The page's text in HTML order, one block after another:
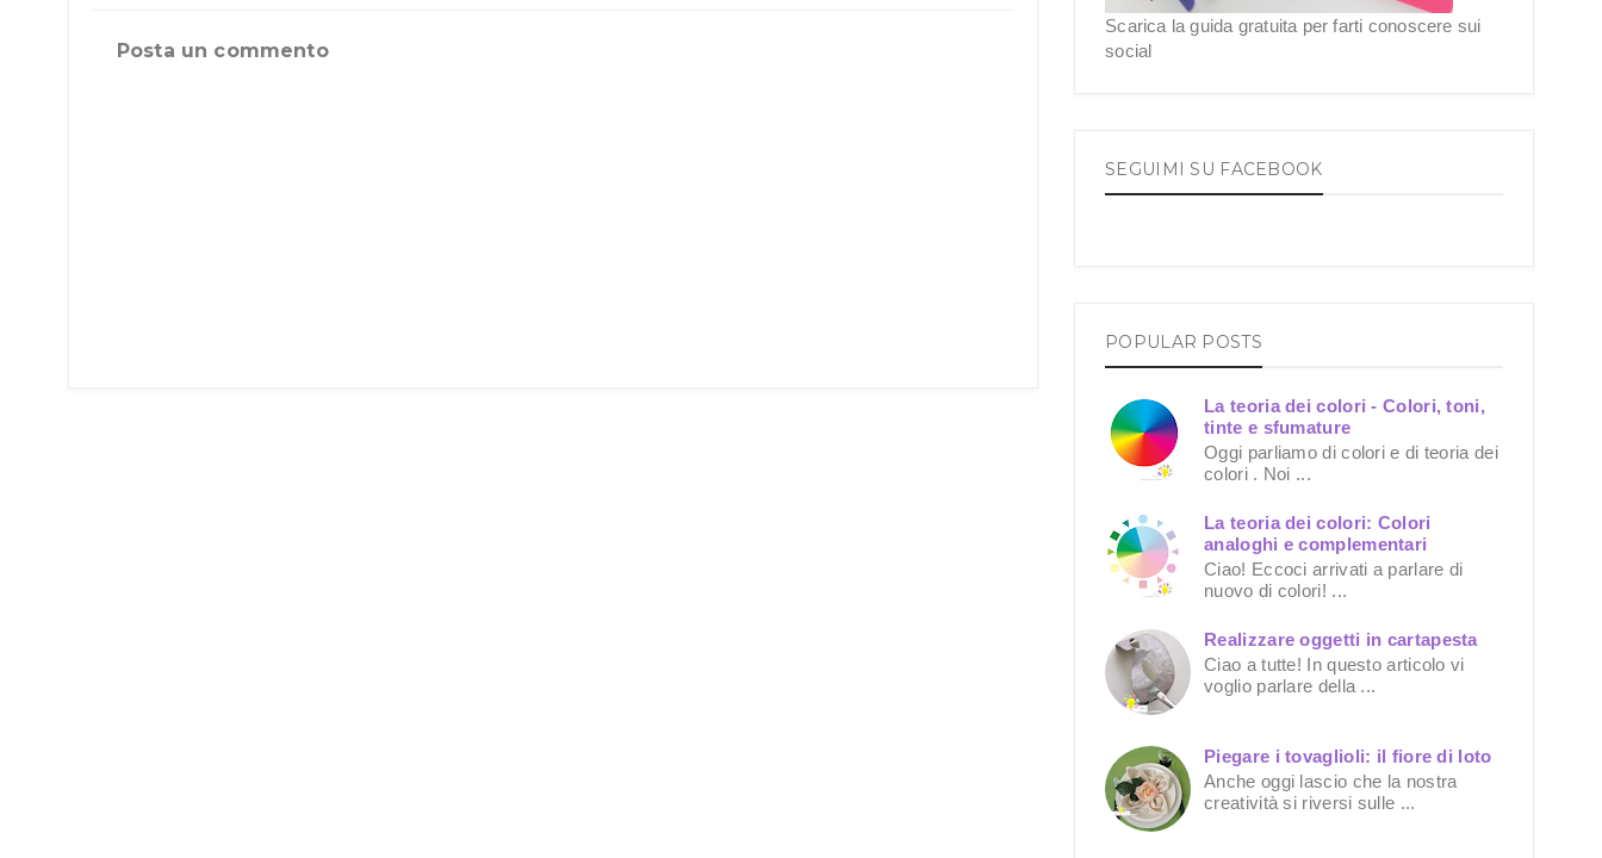
Posta un commento
Scarica la guida gratuita per farti conoscere sui
social
SEGUIMI SU FACEBOOK
POPULAR POSTS
La teoria dei colori - Colori, toni,
tinte e sfumature
Oggi parliamo di colori e di teoria dei
colori . Noi ...
La teoria dei colori: Colori
analoghi e complementari
Ciao! Eccoci arrivati a parlare di
nuovo di colori! ...
Realizzare oggetti in cartapesta
Ciao a tutte! In questo articolo vi
voglio parlare della ...
Piegare i tovaglioli: il fiore di loto
Anche oggi lascio che la nostra
creatività si riversi sulle ...